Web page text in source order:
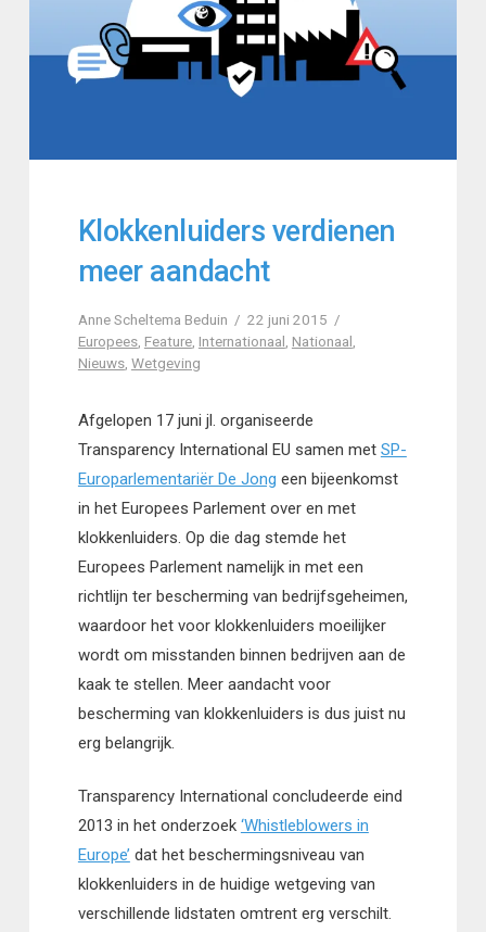
Klokkenluiders verdienen
meer aandacht
Anne Scheltema Beduin
22 juni 2015
Europees, Feature, Internationaal Nationaal
Nieuws, Wetgeving
Afgelopen 17 juni jl. organiseerde
Transparency International EU samen met SP-
Europarlementariër De Jong een bijeenkomst
in het Europees Parlement over en met
klokkenluiders. Op die dag stemde het
Europees Parlement namelijk in met een
richtlijn ter bescherming van bedrijfsgeheimen,
waardoor het voor klokkenluiders moeilijker
wordt om misstanden binnen bedrijven aan de
kaak te stellen. Meer aandacht voor
bescherming van klokkenluiders is dus juist nu
erg belangrijk.
Transparency International concludeerde eind
2013 in het onderzoek ‘Whistleblowers in
Europe’ dat het beschermingsniveau van
klokkenluiders in de huidige wetgeving van
verschillende lidstaten omtrent erg verschilt.